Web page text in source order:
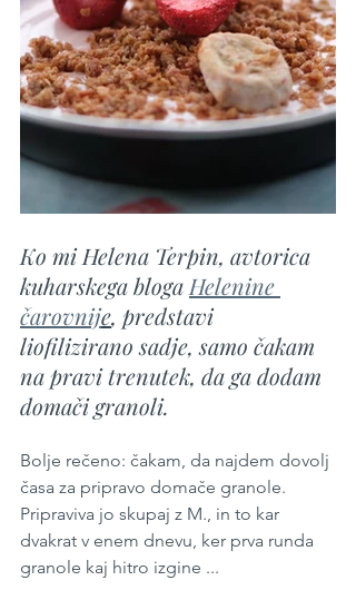
Ko mi Helena Terpin, avtorica
kuharskega bloga Helenine
čarovnije, predstavi
liofilizirano sadje, samo čakam
na pravi trenutek, da ga dodam
domači granoli.
Bolje rečeno: čakam, da najdem dovolj
časa za pripravo domače granole.
Pripraviva jo skupaj z M., in to kar
dvakrat v enem dnevu, ker prva runda
granole kaj hitro izgine ...